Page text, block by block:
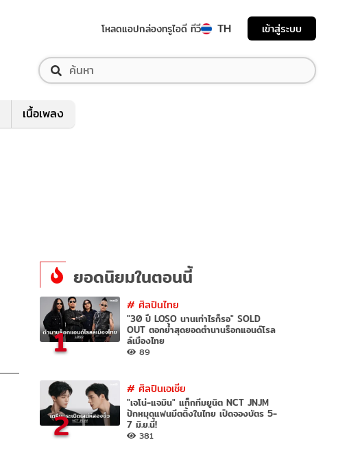
โหลดแอปกล่องทรูไอดี ทีวี TH เข้าสู่ระบบ
เนื้อเพลง
ยอดนิยมในตอนนี้
1
# ศิลปินไทย
"30 ปี LOSO นานเท่าไรก็รอ" SOLD
OUT ตอกย้ำสุดยอดตำนานร็อกแอนด์โรล
ล์เมืองไทย
89
2
# ศิลปินเอเชีย
"เจโน่-แจมิน" แท็กทีมยูนิต NCT JNJM
ปักหมุดแฟนมีตติ้งในไทย เปิดจองบัตร 5-
7 มิ.ย.นี้!
381